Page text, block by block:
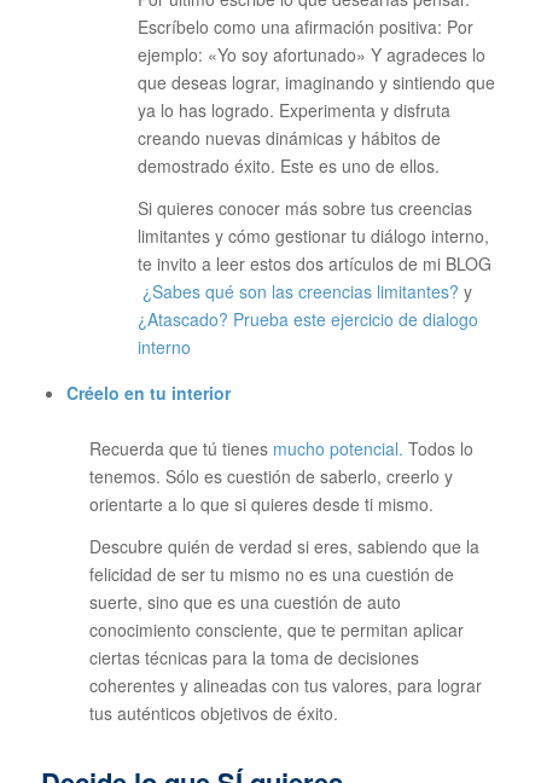
Escríbelo como una afirmación positiva: Por
ejemplo: «Yo soy afortunado» Y agradeces lo
que deseas lograr, imaginando y sintiendo que
ya lo has logrado. Experimenta y disfruta
creando nuevas dinámicas y hábitos de
demostrado éxito. Este es uno de ellos.
Si quieres conocer más sobre tus creencias
limitantes y cómo gestionar tu diálogo interno,
te invito a leer estos dos artículos de mi BLOG
¿Sabes qué son las creencias limitantes? y
¿Atascado? Prueba este ejercicio de dialogo
interno
Créelo en tu interior
Recuerda que tú tienes mucho potencial. Todos lo
tenemos. Sólo es cuestión de saberlo, creerlo y
orientarte a lo que si quieres desde ti mismo.
Descubre quién de verdad si eres, sabiendo que la
felicidad de ser tu mismo no es una cuestión de
suerte, sino que es una cuestión de auto
conocimiento consciente, que te permitan aplicar
ciertas técnicas para la toma de decisiones
coherentes y alineadas con tus valores, para lograr
tus auténticos objetivos de éxito.